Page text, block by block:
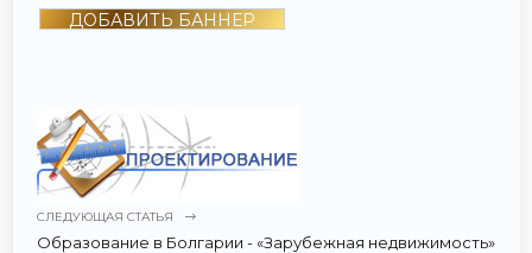
ДОБАВИТЬ БАННЕР
СЛЕДУЮЩАЯ СТАТЬЯ
Образование в Болгарии - «Зарубежная недвижимость»